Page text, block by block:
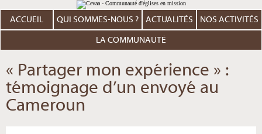
au
contenu.
Aller
personnels
ACCUEIL QUI SOMMES-NOUS ? ACTUALITÉS NOS ACTIVITÉS
LA COMMUNAUTÉ
« Partager mon expérience » :
témoignage d’un envoyé au
Cameroun